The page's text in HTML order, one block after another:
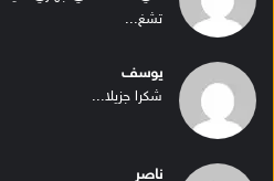
تشغ...
يوسف
شكرا جزيلا...
ناصر